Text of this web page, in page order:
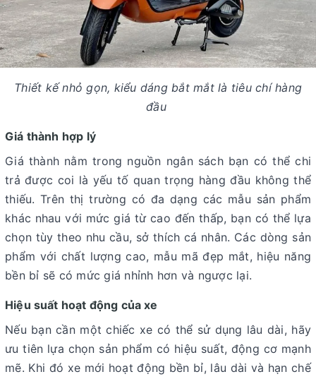
Thiết kế nhỏ gọn, kiểu dáng bắt mắt là tiêu chí hàng
đầu
Giá thành hợp lý
Giá thành nằm trong nguồn ngân sách bạn có thể chi
trả được coi là yếu tố quan trọng hàng đầu không thể
thiếu. Trên thị trường có đa dạng các mẫu sản phẩm
khác nhau với mức giá từ cao đến thấp, bạn có thể lựa
chọn tùy theo nhu cầu, sở thích cá nhân. Các dòng sản
phẩm với chất lượng cao, mẫu mã đẹp mắt, hiệu năng
bền bỉ sẽ có mức giá nhỉnh hơn và ngược lại.
Hiệu suất hoạt động của xe
Nếu bạn cần một chiếc xe có thể sử dụng lâu dài, hãy
ưu tiên lựa chọn sản phẩm có hiệu suất, động cơ mạnh
mẽ. Khi đó xe mới hoạt động bền bỉ, lâu dài và hạn chế